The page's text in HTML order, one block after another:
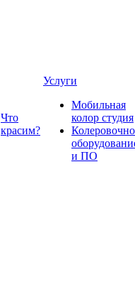
Что
красим?
Услуги
Мобильная
колор студия
и ПО